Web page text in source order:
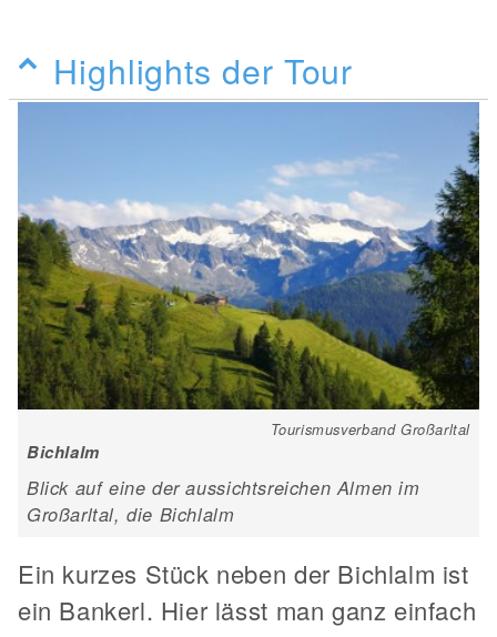
Highlights der Tour
Tourismusverband Großarltal
Bichlalm
Blick auf eine der aussichtsreichen Almen im
Großarltal, die Bichlalm
Ein kurzes Stück neben der Bichlalm ist
ein Bankerl. Hier lässt man ganz einfach